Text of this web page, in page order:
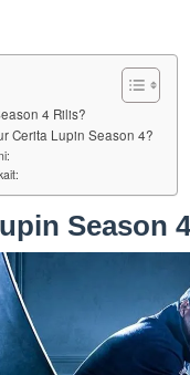
4 Rilis?
Cerita Lupin Season 4?
Season